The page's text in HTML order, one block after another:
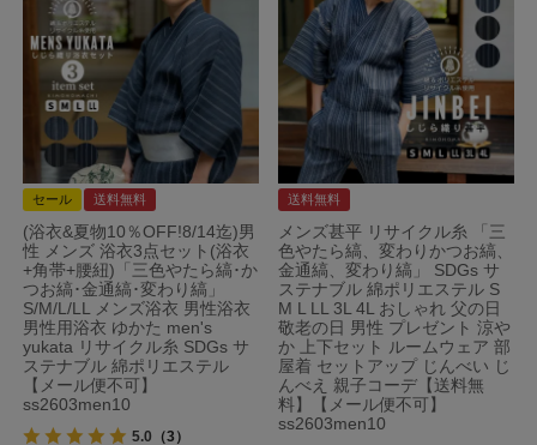
セール 送料無料
(浴衣&夏物10％OFF!8/14迄)男
性 メンズ 浴衣3点セット(浴衣
+角帯+腰紐)「三色やたら縞･か
つお縞･金通縞･変わり縞」
S/M/L/LL メンズ浴衣 男性浴衣
男性用浴衣 ゆかた men's
yukata リサイクル糸 SDGs サ
ステナブル 綿ポリエステル
【メール便不可】
ss2603men10
5.0 （3）
送料無料
メンズ甚平 リサイクル糸 「三
色やたら縞、変わりかつお縞、
金通縞、変わり縞」 SDGs サ
ステナブル 綿ポリエステル S
M L LL 3L 4L おしゃれ 父の日
敬老の日 男性 プレゼント 涼や
か 上下セット ルームウェア 部
屋着 セットアップ じんべい じ
んべえ 親子コーデ【送料無
料】【メール便不可】
ss2603men10